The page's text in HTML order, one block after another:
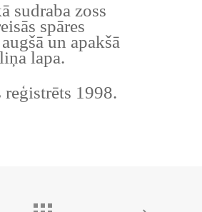
sudraba zoss
spāres
un apakšā
lapa.
reģistrēts 1998.